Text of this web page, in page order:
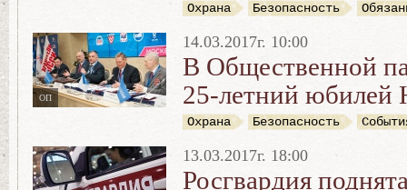
Охрана Безопасность
ОП
14.03.2017г. 10:00
В Общественной
25-летний юбилей
Охрана Безопасность
13.03.2017г. 18:00
Росгвардия